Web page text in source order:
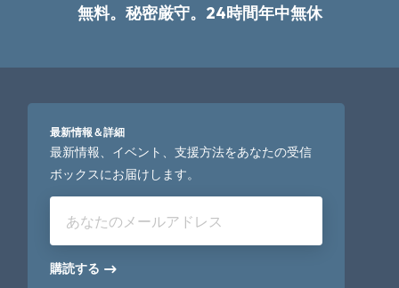
無料。秘密厳守。24時間年中無休
最新情報＆詳細
最新情報、イベント、支援方法をあなたの受信
ボックスにお届けします。
あなたのメールアドレス
購読する